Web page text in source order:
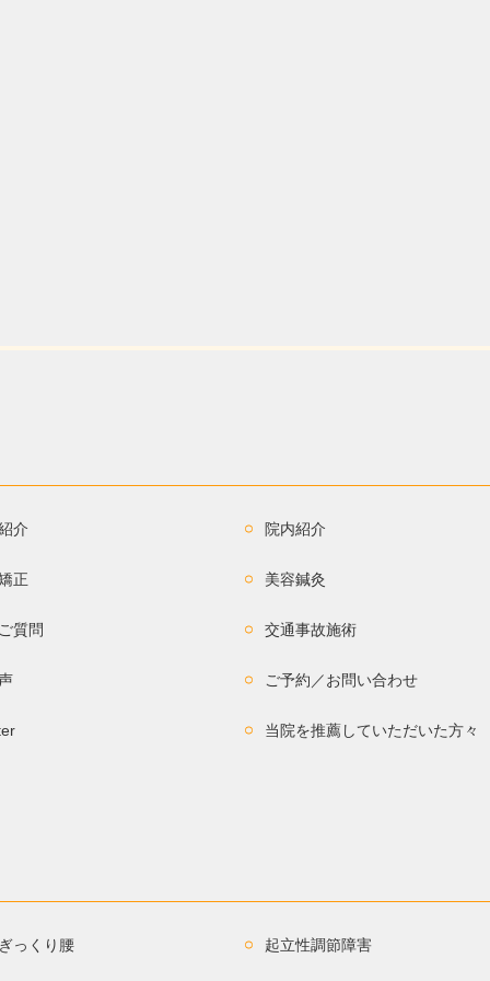
介 院内紹介
正 美容鍼灸
質問 交通事故施術
ご予約／お問い合わせ
当院を推薦していただいた方々
っくり腰 起立性調節障害